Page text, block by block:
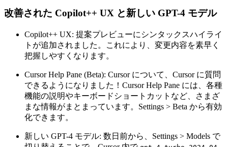
改善された Copilot++ UX と新しい GPT-4 モデル
Copilot++ UX: 提案プレビューにシンタックスハイライ
トが追加されました。これにより、変更内容を素早く
把握しやすくなります。
Cursor Help Pane (Beta): Cursor について、Cursor に質問
できるようになりました！Cursor Help Pane には、各種
機能の説明やキーボードショートカットなど、さまざ
まな情報がまとまっています。Settings > Beta から有効
化できます。
新しい GPT-4 モデル: 数日前から、Settings > Models で